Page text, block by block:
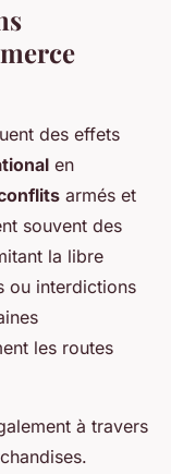
des effets
en
armés et
souvent des
la libre
ou interdictions
les routes
à travers